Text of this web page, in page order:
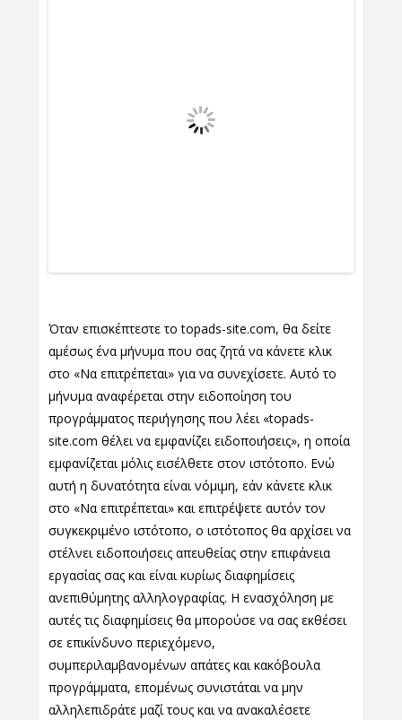
Όταν επισκέπτεστε το topads-site.com, θα δείτε
αμέσως ένα μήνυμα που σας ζητά να κάνετε κλικ
στο «Να επιτρέπεται» για να συνεχίσετε. Αυτό το
μήνυμα αναφέρεται στην ειδοποίηση του
προγράμματος περιήγησης που λέει «topads-
site.com θέλει να εμφανίζει ειδοποιήσεις», η οποία
εμφανίζεται μόλις εισέλθετε στον ιστότοπο. Ενώ
αυτή η δυνατότητα είναι νόμιμη, εάν κάνετε κλικ
στο «Να επιτρέπεται» και επιτρέψετε αυτόν τον
συγκεκριμένο ιστότοπο, ο ιστότοπος θα αρχίσει να
στέλνει ειδοποιήσεις απευθείας στην επιφάνεια
εργασίας σας και είναι κυρίως διαφημίσεις
ανεπιθύμητης αλληλογραφίας. Η ενασχόληση με
αυτές τις διαφημίσεις θα μπορούσε να σας εκθέσει
σε επικίνδυνο περιεχόμενο,
συμπεριλαμβανομένων απάτες και κακόβουλα
προγράμματα, επομένως συνιστάται να μην
αλληλεπιδράτε μαζί τους και να ανακαλέσετε